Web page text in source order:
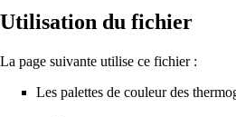
Utilisation du fichier
La page suivante utilise ce fichier :
Les palettes de couleur des